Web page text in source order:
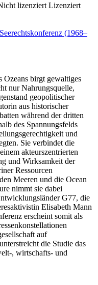
lizenziert Lizenziert
(1968–
Ozeans birgt gewaltiges
nur Nahrungsquelle,
geopolitischer
aus historischer
während der dritten
des Spannungsfelds
und
Sie verbindet die
akteurszentrierten
und Wirksamkeit der
Ressourcen
Meeren und die Ocean
nimmt sie dabei
G77, die
Elisabeth Mann
erscheint somit als
auf
die Studie das
, wirtschafts- und